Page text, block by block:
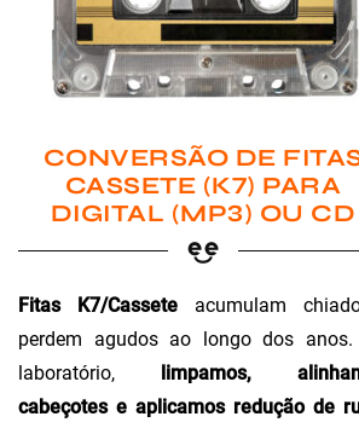
CONVERSÃO DE
CASSETE (K7) PARA
DIGITAL (MP3) OU CD
Fitas K7/Cassete acumulam
perdem agudos ao longo dos anos.
laboratório, limpamos,
cabeçotes e aplicamos redução de